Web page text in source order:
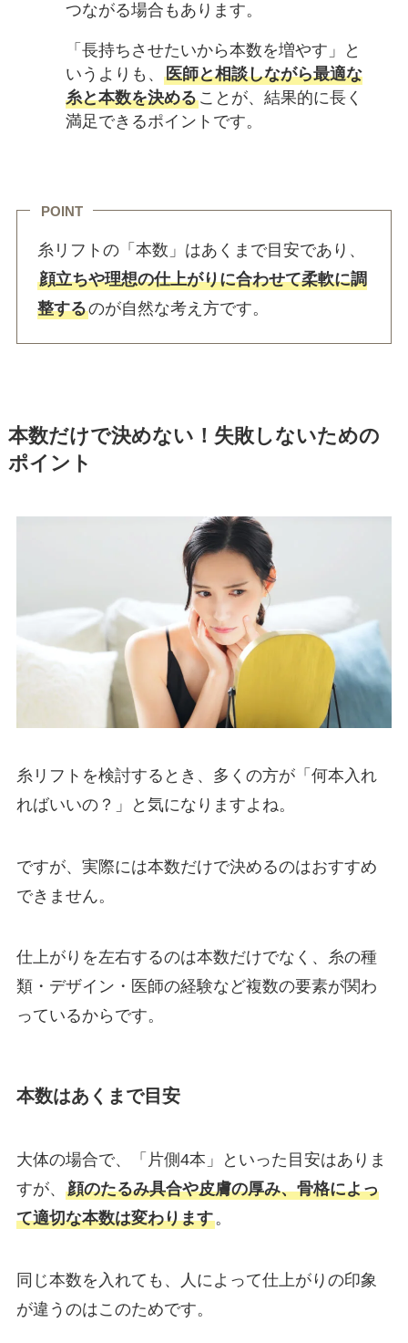
つながる場合もあります。
「長持ちさせたいから本数を増やす」と
いうよりも、 医師と相談しながら最適な
糸と本数を決めることが、結果的に長く
満足できるポイントです。
POINT
糸リフトの「本数」はあくまで目安であり、
顔立ちや理想の仕上がりに合わせて柔軟に調
整するのが自然な考え方です。
本数だけで決めない！失敗しないための
ポイント
糸リフトを検討するとき、多くの方が「何本入れ
ればいいの？」と気になりますよね。
ですが、実際には本数だけで決めるのはおすすめ
できません。
仕上がりを左右するのは本数だけでなく、糸の種
類・デザイン・医師の経験など複数の要素が関わ
っているからです。
本数はあくまで目安
大体の場合で、「片側4本」といった目安はありま
すが、 顔のたるみ具合や皮膚の厚み、骨格によっ
て適切な本数は変わります。
同じ本数を入れても、人によって仕上がりの印象
が違うのはこのためです。